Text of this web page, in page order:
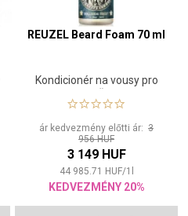
REUZEL Beard Foam 70 ml
Kondicionér na vousy pro
muže
ár kedvezmény előtti ár: 3
956 HUF
3 149 HUF
44 985.71 HUF/1
KEDVEZMÉNY 20%